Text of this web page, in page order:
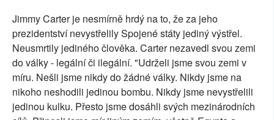
Jimmy Carter je nesmírně hrdý na to, že za jeho
prezidentství nevystřelily Spojené státy jediný výstřel.
Neusmrtily jediného člověka. Carter nezavedl svou zemi
do války - legální či ilegální. "Udrželi jsme svou zemi v
míru. Nešli jsme nikdy do žádné války. Nikdy jsme na
nikoho neshodili jedinou bombu. Nikdy jsme nevystřelili
jedinou kulku. Přesto jsme dosáhli svých mezinárodních